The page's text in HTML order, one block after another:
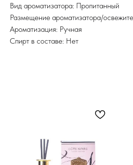
Вид ароматизатора: Пропитанный
Размещение ароматизатора/
Ароматизация: Ручная
Спирт в составе: Нет